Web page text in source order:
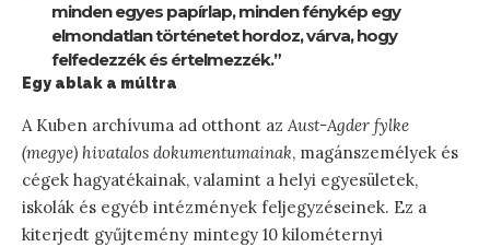
minden egyes papírlap, minden fénykép egy
elmondatlan történetet hordoz, várva, hogy
felfedezzék és értelmezzék.”
Egy ablak a múltra
A Kuben archívuma ad otthont az Aust-Agder fylke
(megye) hivatalos dokumentumainak, magánszemélyek és
cégek hagyatékainak, valamint a helyi egyesületek,
iskolák és egyéb intézmények feljegyzéseinek. Ez a
kiterjedt gyűjtemény mintegy 10 kilométernyi